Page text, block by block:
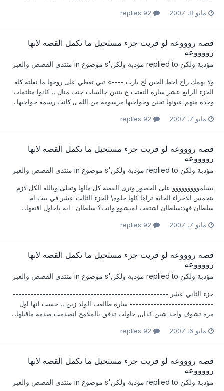
مايو 8, 2007
قصه روووعه لو قريت جزء مستحيل ما تكمل القصه لانها
رووووعه
مؤدبة ولكن مؤدبة ولكن's موضوع in منتدى القصص والعبر
ولا يهمك راح احط الحين لج بارت ----> تبي تغطي على روحها ما نقلته كله
الجزء الرابع عشر ساره التفتت ع بنتين جالسات جنب منال ,, كانوا متلثمات
وحده منهم عيونها تجنن وحواجبها مرسومه من الله ,, كانت رسمه حواجبها...
مايو 7, 2007
قصه روووعه لو قريت جزء مستحيل ما تكمل القصه لانها
رووووعه
مؤدبة ولكن مؤدبة ولكن's موضوع in منتدى القصص والعبر
يسلمووووووووو على الحضور وترى القصة كل مالها وتحلى ويالله الكل لازم
يتحمس للاجزاء الجاية تراها كلها حلوة\ الجزء الثالث عشر في بيت ام
سلطان فهد:سلطان اشتقت لميشوو وانت؟ سلطان : ايه باحاول اقنعها...
مايو 7, 2007
قصه روووعه لو قريت جزء مستحيل ما تكمل القصه لانها
رووووعه
مؤدبة ولكن مؤدبة ولكن's موضوع in منتدى القصص والعبر
جزء الثاني عشر ----------------------------------------------------
---------------------------- ساره طالعت الولد زين ,, حست انها اول
مره تشوف واحد شين كذا,,, حاولت تدقق بالملامح انصدمت صدمه ماقبلها...
مايو 6, 2007
قصه روووعه لو قريت جزء مستحيل ما تكمل القصه لانها
رووووعه
مؤدبة ولكن مؤدبة ولكن's موضوع in منتدى القصص والعبر